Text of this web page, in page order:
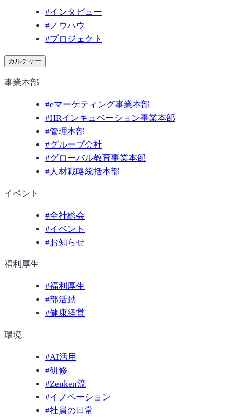
#インタビュー
# ノウハウ
#プロジェクト
カルチャー
事業本部
#eマーケティング事業本部
#HRインキュベーション事業本部
#管理本部
#グループ会社
#グローバル教育事業本部
#人材戦略統括本部
イベント
#全社総会
#イベント
#お知らせ
福利厚生
#福利厚生
#部活動
#健康経営
環境
#AI活用
#研修
#Zenken流
#イノベーション
#社員の日常